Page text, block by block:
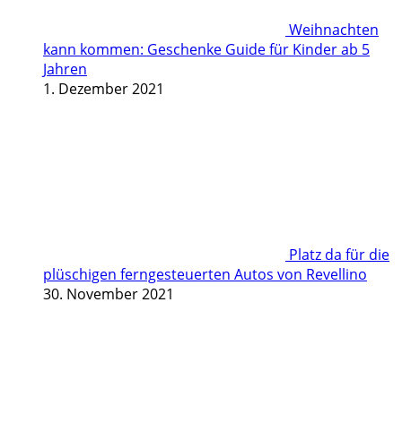
Weihnachten
kann kommen: Geschenke Guide für Kinder ab 5
Jahren
1. Dezember 2021
Platz da für die
plüschigen ferngesteuerten Autos von Revellino
30. November 2021